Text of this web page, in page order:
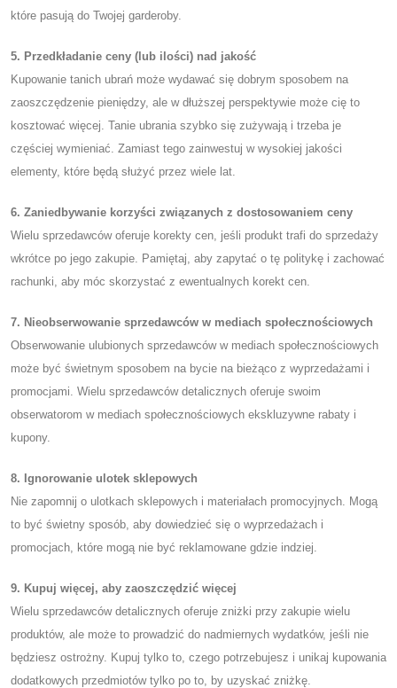
które pasują do Twojej garderoby.
5. Przedkładanie ceny (lub ilości) nad jakość
Kupowanie tanich ubrań może wydawać się dobrym sposobem na
zaoszczędzenie pieniędzy, ale w dłuższej perspektywie może cię to
kosztować więcej. Tanie ubrania szybko się zużywają i trzeba je
częściej wymieniać. Zamiast tego zainwestuj w wysokiej jakości
elementy, które będą służyć przez wiele lat.
6. Zaniedbywanie korzyści związanych z dostosowaniem ceny
Wielu sprzedawców oferuje korekty cen, jeśli produkt trafi do sprzedaży
wkrótce po jego zakupie. Pamiętaj, aby zapytać o tę politykę i zachować
rachunki, aby móc skorzystać z ewentualnych korekt cen.
7. Nieobserwowanie sprzedawców w mediach społecznościowych
Obserwowanie ulubionych sprzedawców w mediach społecznościowych
może być świetnym sposobem na bycie na bieżąco z wyprzedażami i
promocjami. Wielu sprzedawców detalicznych oferuje swoim
obserwatorom w mediach społecznościowych ekskluzywne rabaty i
kupony.
8. Ignorowanie ulotek sklepowych
Nie zapomnij o ulotkach sklepowych i materiałach promocyjnych. Mogą
to być świetny sposób, aby dowiedzieć się o wyprzedażach i
promocjach, które mogą nie być reklamowane gdzie indziej.
9. Kupuj więcej, aby zaoszczędzić więcej
Wielu sprzedawców detalicznych oferuje zniżki przy zakupie wielu
produktów, ale może to prowadzić do nadmiernych wydatków, jeśli nie
będziesz ostrożny. Kupuj tylko to, czego potrzebujesz i unikaj kupowania
dodatkowych przedmiotów tylko po to, by uzyskać zniżkę.